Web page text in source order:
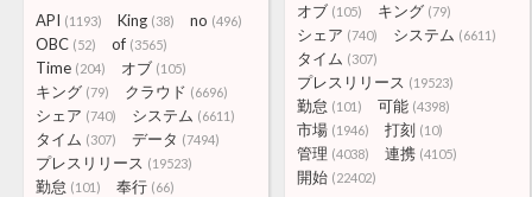
オブ (105) キング (79)
シェア (740) システム (6611)
タイム (307)
プレスリリース (19523)
勤怠 (101) 可能 (4398)
市場 (1946) 打刻 (10)
管理 (4038) 連携 (4105)
開始 (22402)
API (1193) King (38) no (496)
OBC (52) of (3565)
Time (204) オブ (105)
キング (79) クラウド (6696)
シェア (740) システム (6611)
タイム (307) データ (7494)
プレスリリース (19523)
勤怠 (101) 奉行 (66)